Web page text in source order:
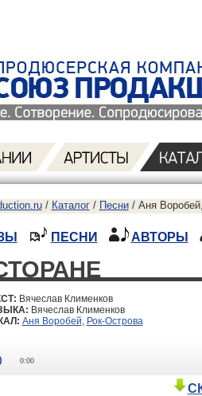
/ Каталог/ Песни/ Аня Воробей,
ПЕСНИ АВТОРЫ
Вячеслав Клименков
Вячеслав Клименков
Аня Воробей Рок-Острова
0:00